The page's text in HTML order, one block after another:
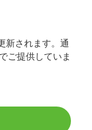
新されます。通
ご提供していま